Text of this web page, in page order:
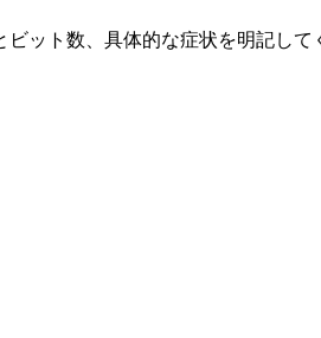
ット数、具体的な症状を明記して